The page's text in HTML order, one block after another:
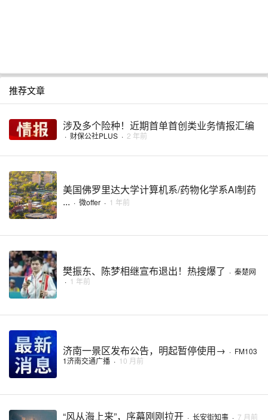
推荐文章
涉及多个险种！近期首单首创类业务情报汇编
· 财保公社PLUS · 2 年前
美国佛罗里达大学计算机系/药物化学系AI制药
... · 微offer · 1 年前
樊振东、陈梦相继宣布退出！热搜爆了 · 秦楚网
· 1 年前
济南一景区发布公告，明起暂停使用→ · FM103
1济南交通广播 · 10 月前
“风从海上来”，序幕刚刚拉开 · 长安街知事 · 7 月前